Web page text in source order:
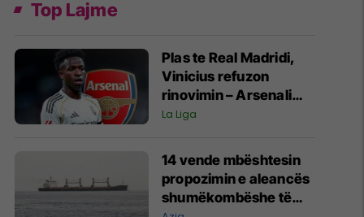
Top Lajme
Plas te Real Madridi,
Vinicius refuzon
rinovimin – Arsenali
gati ofertën 140
La Liga
14 vende mbështesin
propozimin e aleancës
shumëkombëshe të